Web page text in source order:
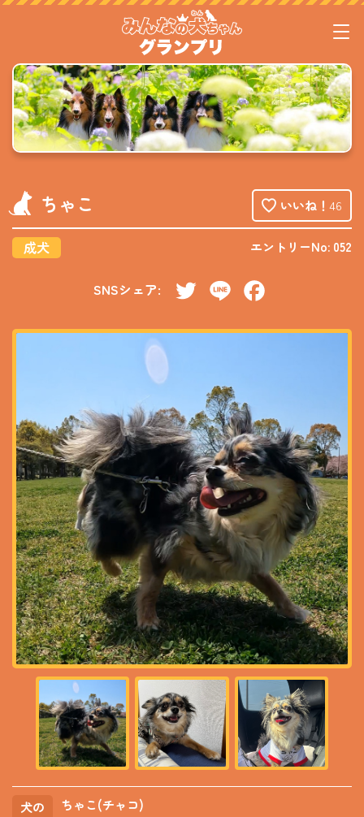
ちゃこ いいね！ 46
成犬 エントリーNo: 052
SNSシェア: TwitterLine
犬の
ちゃこ(チャコ)